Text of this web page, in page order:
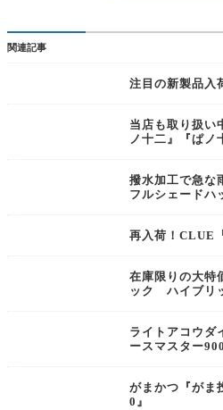
関連記事
注目の新製品入
当店も取り扱い
ノ十二』『ぱノ
撥水加工で急な
フルシェードハ
再入荷！CLUE
在庫限りの大特
ック ハイブリ
ライトアコウダ
ースマスター
がまかつ『が
0』